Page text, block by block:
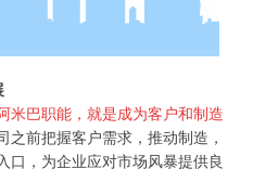
米巴职能，就是成为客户和制造
之前把握客户需求，推动制造，
口，为企业应对市场风暴提供良